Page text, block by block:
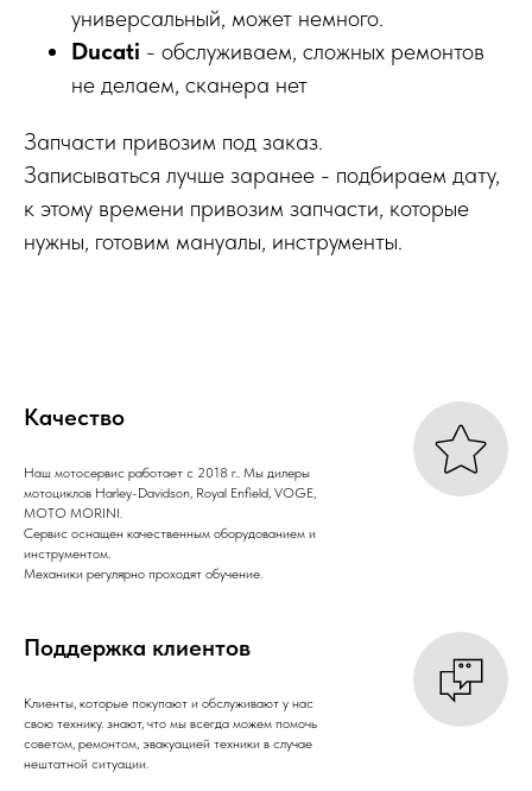
универсальный, может немного.
Ducati - обслуживаем, сложных ремонтов
не делаем, сканера нет
Запчасти привозим под заказ.
Записываться лучше заранее - подбираем дату,
к этому времени привозим запчасти, которые
нужны, готовим мануалы, инструменты.
Качество
Наш мотосервис работает с 2018 г.. Мы дилеры
мотоциклов Harley-Davidson, Royal Enfield, VOGE,
MOTO MORINI.
Сервис оснащен качественным оборудованием и
инструментом.
Механики регулярно проходят обучение.
Поддержка клиентов
Клиенты, которые покупают и обслуживают у нас
свою технику. знают, что мы всегда можем помочь
советом, ремонтом, эвакуацией техники в случае
нештатной ситуации.